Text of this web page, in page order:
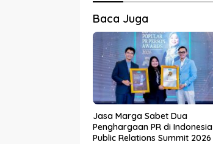
Baca Juga
Jasa Marga Sabet Dua
Penghargaan PR di Indonesia
Public Relations Summit 2026